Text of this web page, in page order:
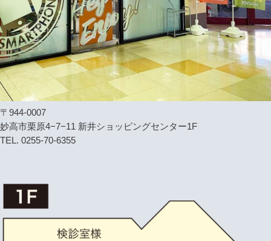
〒944-0007
妙高市栗原4−7−11 新井ショッピングセンター1F
TEL. 0255-70-6355